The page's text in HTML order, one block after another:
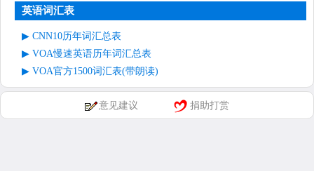
英语词汇表
CNN10历年词汇总表
VOA慢速英语历年词汇总表
VOA官方1500词汇表(带朗读)
意见建议 捐助打赏